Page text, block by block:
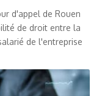
d'appel de Rouen
de droit entre la
de l'entreprise